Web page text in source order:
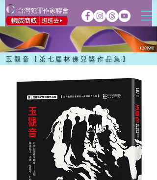
台灣犯罪作家聯會
玉觀音【第七屆林佛兒獎作品集】